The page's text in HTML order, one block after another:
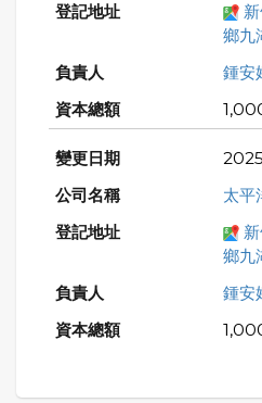
鄉九
鍾安
太平
鄉九
鍾安